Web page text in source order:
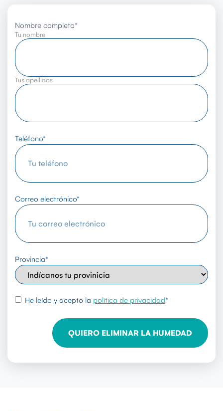
Nombre completo*
Tu nombre
Tus apellidos
Teléfono*
Correo electrónico*
Provincia*
rgpd*
He leído y acepto la política de privacidad*